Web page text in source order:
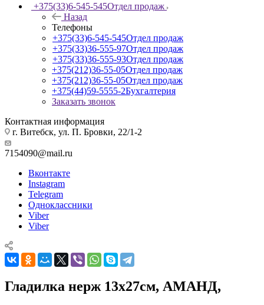
+375(33)6-545-545Отдел продаж
Назад
Телефоны
+375(33)6-545-545Отдел продаж
+375(33)36-555-97Отдел продаж
+375(33)36-555-93Отдел продаж
+375(212)36-55-05Отдел продаж
+375(212)36-55-05Отдел продаж
+375(44)59-5555-2Бухгалтерия
Заказать звонок
Контактная информация
г. Витебск, ул. П. Бровки, 22/1-2
7154090@mail.ru
Вконтакте
Instagram
Telegram
Одноклассники
Viber
Viber
Гладилка нерж 13x27см, АМАНД,